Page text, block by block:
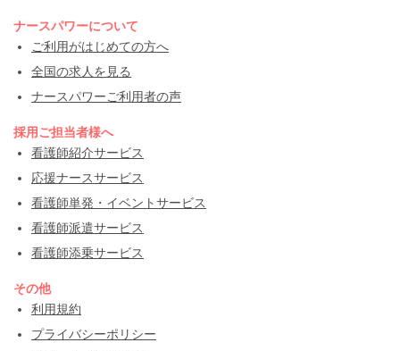
ナースパワーについて
ご利用がはじめての方へ
全国の求人を見る
ナースパワーご利用者の声
採用ご担当者様へ
看護師紹介サービス
応援ナースサービス
看護師単発・イベントサービス
看護師派遣サービス
看護師添乗サービス
その他
利用規約
プライバシーポリシー